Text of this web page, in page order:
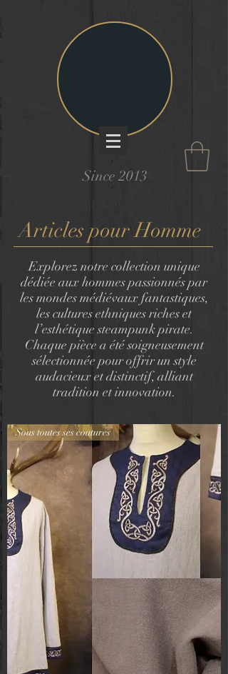
Since 2013
Articles pour Homme
Explorez notre collection unique
dédiée aux hommes passionnés par
les mondes médiévaux fantastiques,
les cultures ethniques riches et
l’esthétique steampunk pirate.
Chaque pièce a été soigneusement
sélectionnée pour offrir un style
audacieux et distinctif, alliant
tradition et innovation.
Sous toutes ses coutures